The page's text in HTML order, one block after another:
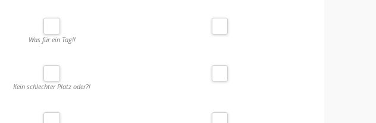
Was für ein Tag!!
Kein schlechter Platz oder?!